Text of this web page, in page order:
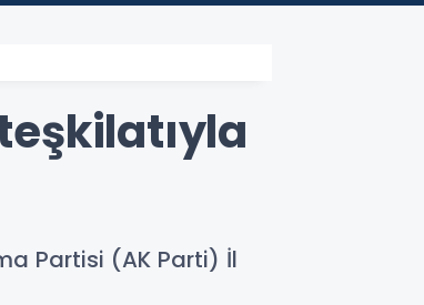
Partisi (AK Parti) İl